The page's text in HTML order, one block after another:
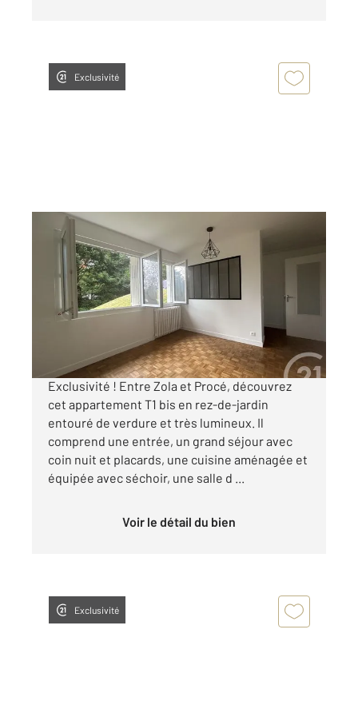
Exclusivité
NANTES 44
41,62 m2, 2 pièces
Ref : 1681
Appartement F1 Bis à vendre
133 900 €
Visiter le site dédié
Exclusivité ! Entre Zola et Procé, découvrez
cet appartement T1 bis en rez-de-jardin
entouré de verdure et très lumineux. Il
comprend une entrée, un grand séjour avec
coin nuit et placards, une cuisine aménagée et
équipée avec séchoir, une salle d ...
Voir le détail du bien
Exclusivité